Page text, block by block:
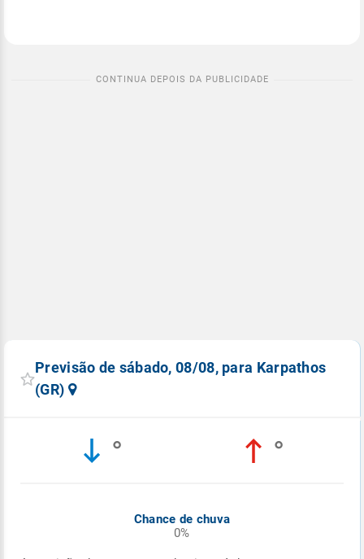
Previsão de sábado, 08/08, para Karpathos
(GR)
° °
Chance de chuva
0%